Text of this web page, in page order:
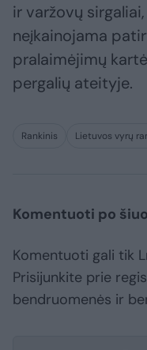
ir varžovų
neįkainojama
pralaimėjimų
pergalių ateityje.
Rankinis Lietuvos vyrų
Komentuoti po
Komentuoti gali tik
Prisijunkite prie
bendruomenės ir